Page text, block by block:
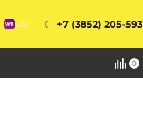
WB +7 (3852) 205-593
0